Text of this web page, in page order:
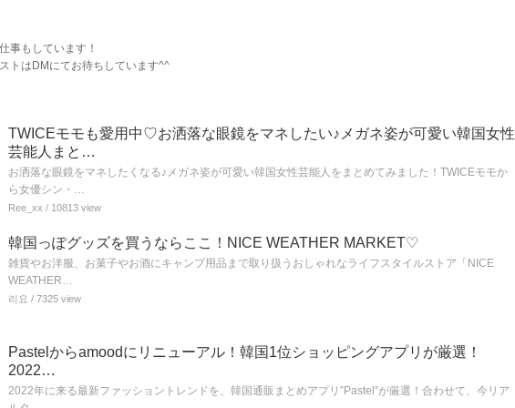
事もしています！
トはDMにてお待ちしています^^
TWICEモモも愛用中♡お洒落な眼鏡をマネしたい♪メガネ姿が可愛い韓国女性
芸能人まと…
お洒落な眼鏡をマネしたくなる♪メガネ姿が可愛い韓国女性芸能人をまとめてみました！TWICEモモか
ら女優シン・…
Ree_xx / 10813 view
韓国っぽグッズを買うならここ！NICE WEATHER MARKET♡
雑貨やお洋服、お菓子やお酒にキャンプ用品まで取り扱うおしゃれなライフスタイルストア「NICE
WEATHER…
리요 / 7325 view
Pastelからamoodにリニューアル！韓国1位ショッピングアプリが厳選！
2022…
2022年に来る最新ファッショントレンドを、韓国通販まとめアプリ”Pastel”が厳選！合わせて、今リア